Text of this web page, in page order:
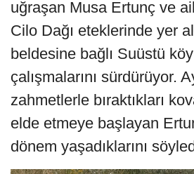
uğraşan Musa Ertunç ve
Cilo Dağı eteklerinde yer
beldesine bağlı Suüstü
çalışmalarını sürdürüyor.
zahmetlerle bıraktıkları
elde etmeye başlayan
dönem yaşadıklarını